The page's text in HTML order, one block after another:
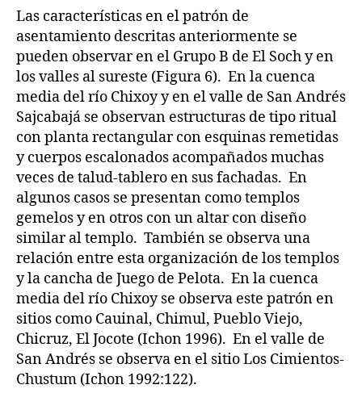
Las características en el patrón de
asentamiento descritas anteriormente se
pueden observar en el Grupo B de El Soch y en
los valles al sureste (Figura 6). En la cuenca
media del río Chixoy y en el valle de San Andrés
Sajcabajá se observan estructuras de tipo ritual
con planta rectangular con esquinas remetidas
y cuerpos escalonados acompañados muchas
veces de talud-tablero en sus fachadas. En
algunos casos se presentan como templos
gemelos y en otros con un altar con diseño
similar al templo. También se observa una
relación entre esta organización de los templos
y la cancha de Juego de Pelota. En la cuenca
media del río Chixoy se observa este patrón en
sitios como Cauinal, Chimul, Pueblo Viejo,
Chicruz, El Jocote (Ichon 1996). En el valle de
San Andrés se observa en el sitio Los Cimientos-
Chustum (Ichon 1992:122).